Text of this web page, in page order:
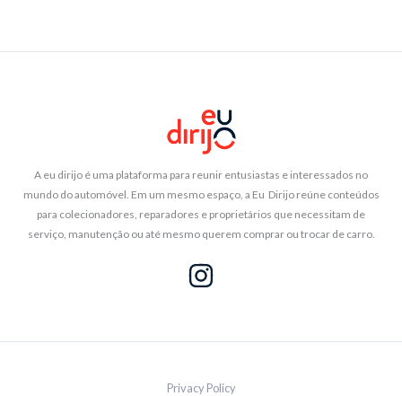
A eu dirijo é uma plataforma para reunir entusiastas e interessados no
mundo do automóvel. Em um mesmo espaço, a Eu Dirijo reúne conteúdos
para colecionadores, reparadores e proprietários que necessitam de
serviço, manutenção ou até mesmo querem comprar ou trocar de carro.
Privacy Policy